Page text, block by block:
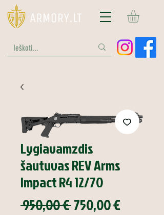
Lygiavamzdis
šautuvas REV Arms
Impact R4 12/70
950,00 € Įprastinė
750,00 €